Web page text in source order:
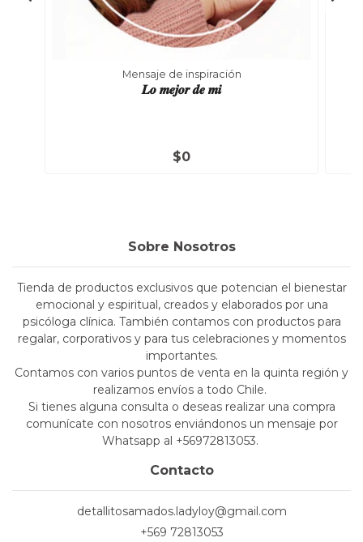
Mensaje de inspiración
𝑳𝒐 𝒎𝒆𝒋𝒐𝒓 𝒅𝒆 𝒎𝒊
$0
Sobre Nosotros
Tienda de productos exclusivos que potencian el bienestar
emocional y espiritual, creados y elaborados por una
psicóloga clínica. También contamos con productos para
regalar, corporativos y para tus celebraciones y momentos
importantes.
Contamos con varios puntos de venta en la quinta región y
realizamos envíos a todo Chile.
Si tienes alguna consulta o deseas realizar una compra
comunícate con nosotros enviándonos un mensaje por
Whatsapp al +56972813053.
Contacto
detallitosamados.ladyloy@gmail.com
+569 72813053